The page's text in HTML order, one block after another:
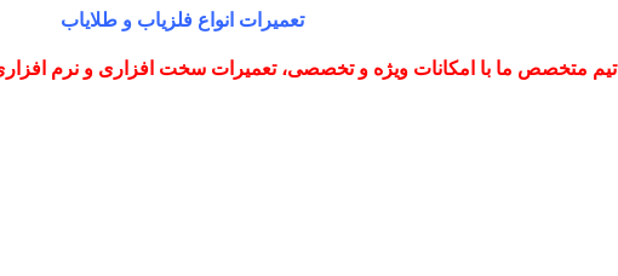
تعمیرات انواع فلزیاب و طلایاب
تیم متخصص ما با امکانات ویژه و تخصصی، تعمیرات سخت افزاری و نرم افزاری و